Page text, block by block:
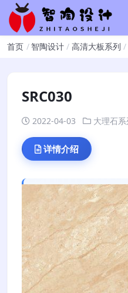
首页 智陶设计 高清大板系列
SRC030
2022-04-03 大理石系
详情介绍